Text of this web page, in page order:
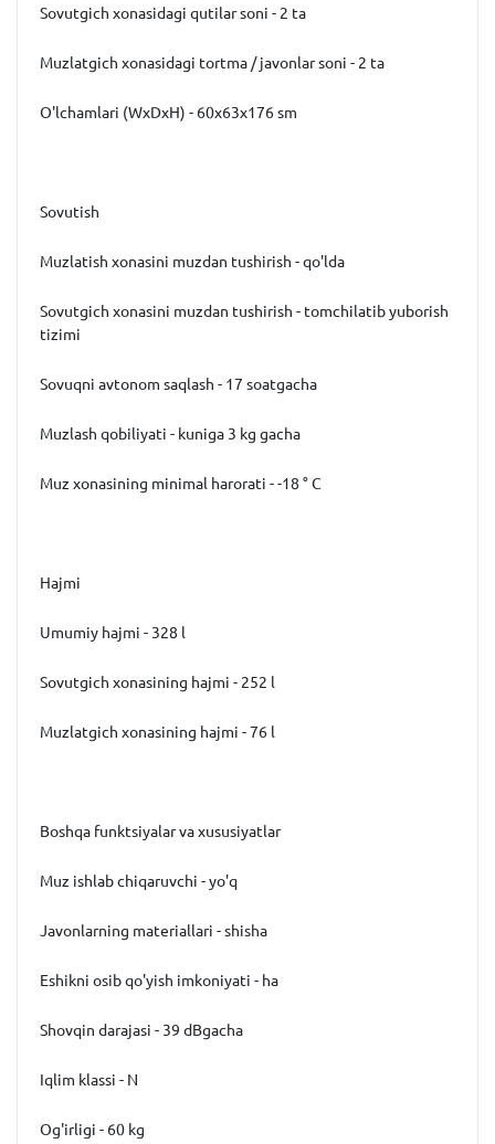
Sovutgich xonasidagi qutilar soni - 2 ta
Muzlatgich xonasidagi tortma / javonlar soni - 2 ta
O'lchamlari (WxDxH) - 60x63x176 sm
Sovutish
Muzlatish xonasini muzdan tushirish - qo'lda
Sovutgich xonasini muzdan tushirish - tomchilatib yuborish
tizimi
Sovuqni avtonom saqlash - 17 soatgacha
Muzlash qobiliyati - kuniga 3 kg gacha
Muz xonasining minimal harorati - -18 ° C
Hajmi
Umumiy hajmi - 328 l
Sovutgich xonasining hajmi - 252 l
Muzlatgich xonasining hajmi - 76 l
Boshqa funktsiyalar va xususiyatlar
Muz ishlab chiqaruvchi - yo'q
Javonlarning materiallari - shisha
Eshikni osib qo'yish imkoniyati - ha
Shovqin darajasi - 39 dBgacha
Iqlim klassi - N
Og'irligi - 60 kg